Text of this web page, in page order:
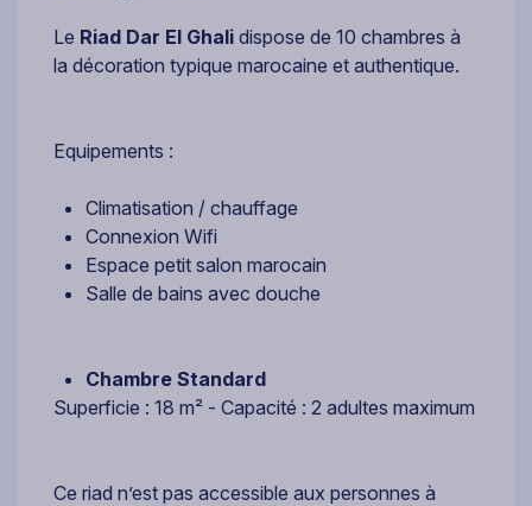
Le Riad Dar El Ghali dispose de 10 chambres à
la décoration typique marocaine et authentique.
Equipements :
Climatisation / chauffage
Connexion Wifi
Espace petit salon marocain
Salle de bains avec douche
Chambre Standard
Superficie : 18 m² - Capacité : 2 adultes maximum
Ce riad n’est pas accessible aux personnes à